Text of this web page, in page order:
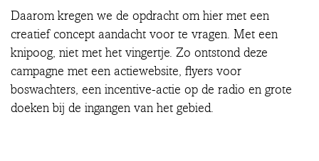
Daarom kregen we de opdracht om hier met een
creatief concept aandacht voor te vragen. Met een
knipoog, niet met het vingertje. Zo ontstond deze
campagne met een actiewebsite, flyers voor
boswachters, een incentive-actie op de radio en grote
doeken bij de ingangen van het gebied.